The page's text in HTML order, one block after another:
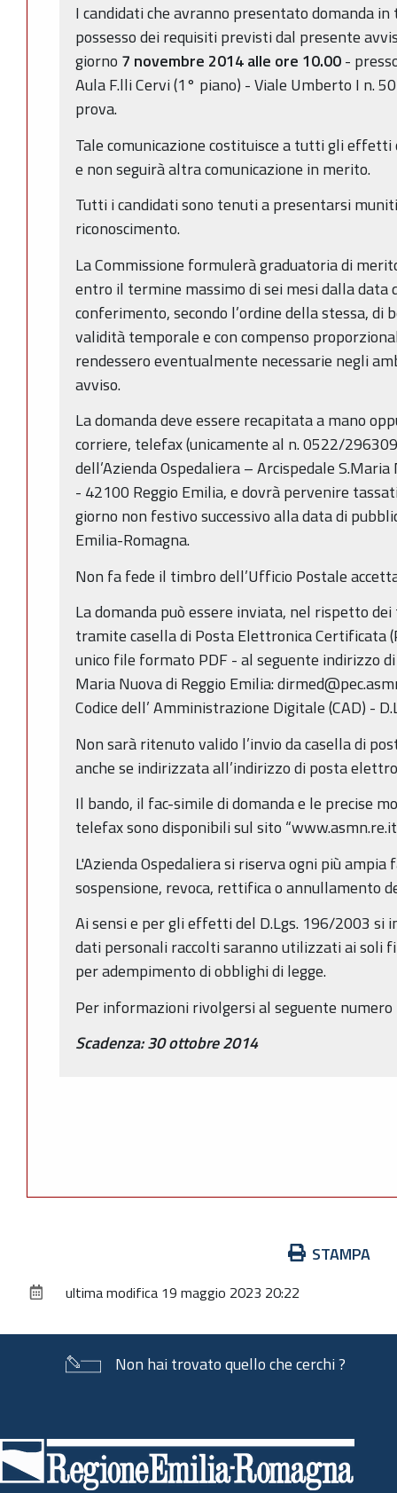
I candidati che avranno presentato domanda
possesso dei requisiti previsti dal presente
giorno 7 novembre 2014 alle ore 10.00-
Aula F.lli Cervi (1° piano) - Viale Umberto I n.
prova.
Tale comunicazione costituisce a tutti gli effetti
e non seguirà altra comunicazione in merito.
Tutti i candidati sono tenuti a presentarsi
riconoscimento.
La Commissione formulerà graduatoria di
entro il termine massimo di sei mesi dalla data
conferimento, secondo l’ordine della stessa, di
validità temporale e con compenso
rendessero eventualmente necessarie negli
avviso.
La domanda deve essere recapitata a mano
corriere, telefax (unicamente al n. 0522/
dell’Azienda Ospedaliera – Arcispedale
- 42100 Reggio Emilia, e dovrà pervenire
giorno non festivo successivo alla data di
Emilia-Romagna.
Non fa fede il timbro dell’Ufficio Postale
La domanda può essere inviata, nel rispetto
tramite casella di Posta Elettronica Certificata
unico file formato PDF - al seguente indirizzo di
Maria Nuova di Reggio Emilia:
Codice dell’ Amministrazione Digitale (CAD) -
Non sarà ritenuto valido l’invio da casella di
anche se indirizzata all’indirizzo di posta
Il bando, il fac-simile di domanda e le precise
telefax sono disponibili sul sito
L'Azienda Ospedaliera si riserva ogni più
sospensione, revoca, rettifica o annullamento
Ai sensi e per gli effetti del D.Lgs. 196/2003 si
dati personali raccolti saranno utilizzati ai soli
per adempimento di obblighi di legge.
Per informazioni rivolgersi al seguente
Scadenza: 30 ottobre 2014
documento
STAMPA
ultima modifica 19 maggio 2023 20:22
Non hai trovato quello che cerchi ?
di
pagina